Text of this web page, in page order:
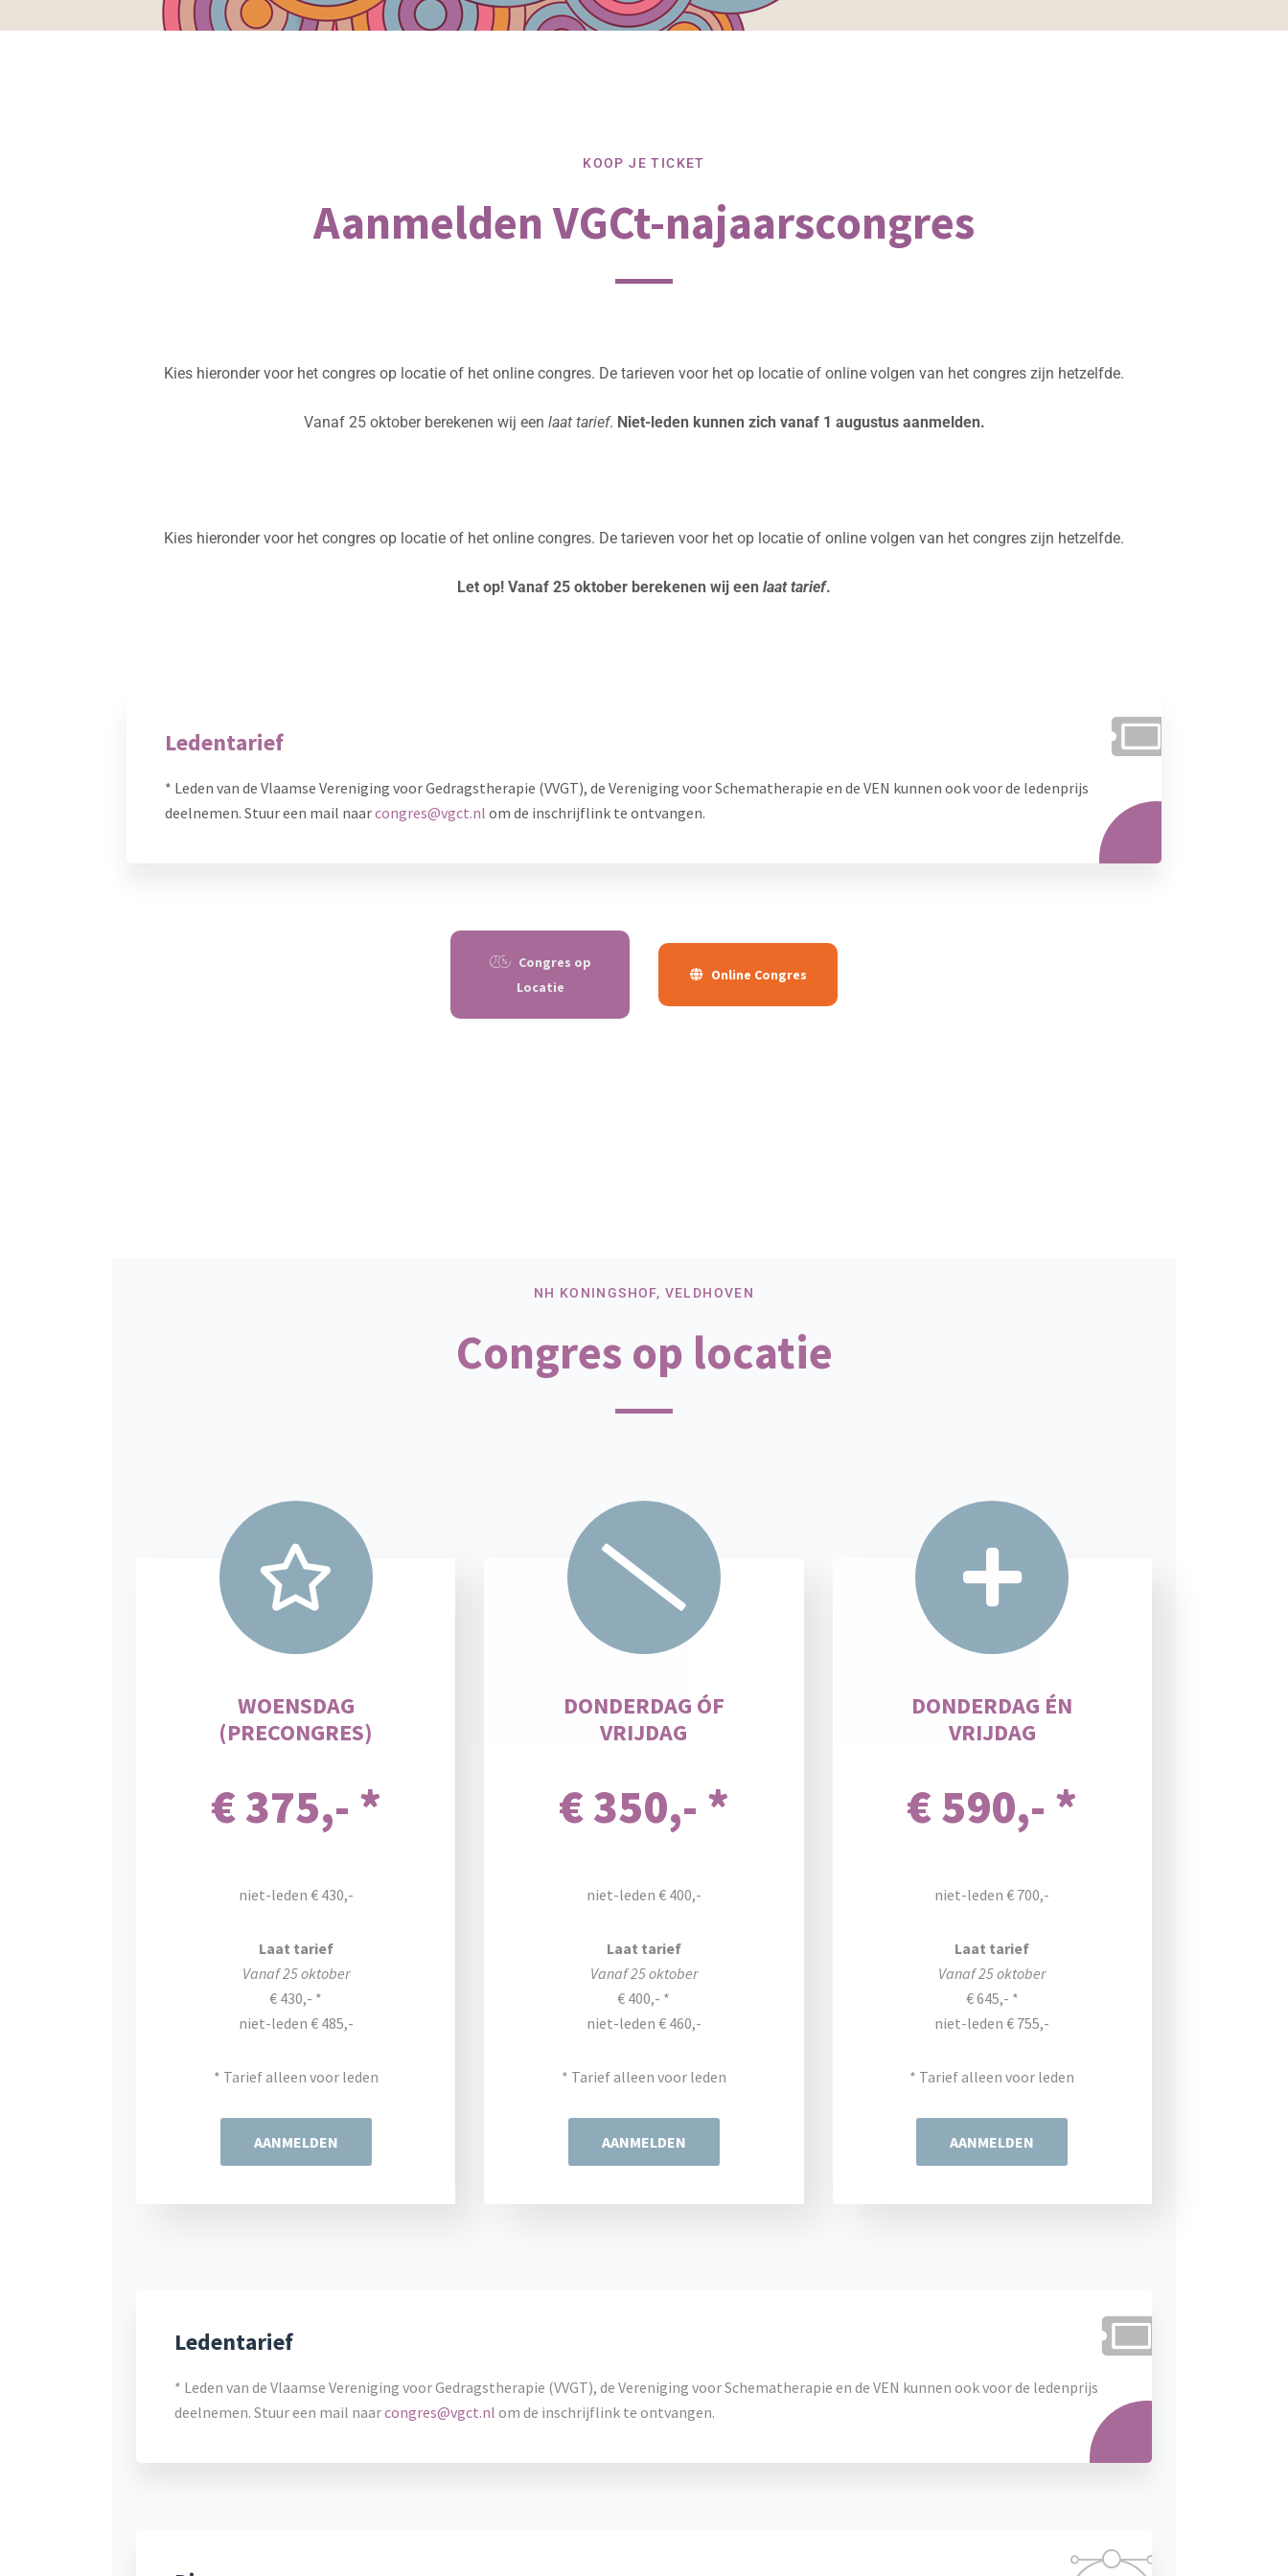
KOOP JE TICKET
Aanmelden VGCt-najaarscongres
Kies hieronder voor het congres op locatie of het online congres. De tarieven voor het op locatie of online volgen van het congres zijn hetzelfde.
Vanaf 25 oktober berekenen wij een laat tarief. Niet-leden kunnen zich vanaf 1 augustus aanmelden.
Kies hieronder voor het congres op locatie of het online congres. De tarieven voor het op locatie of online volgen van het congres zijn hetzelfde.
Let op! Vanaf 25 oktober berekenen wij een laat tarief.
Ledentarief
* Leden van de Vlaamse Vereniging voor Gedragstherapie (VVGT), de Vereniging voor Schematherapie en de VEN kunnen ook voor de ledenprijs
deelnemen. Stuur een mail naarcongres@vgct.nl om de inschrijflink te ontvangen.
Congres op
Locatie
Online Congres
NH KONINGSHOF, VELDHOVEN
Congres op locatie
WOENSDAG
(PRECONGRES)
€ 375,- *
niet-leden € 430,-
Laat tarief
Vanaf 25 oktober
€ 430,- *
niet-leden € 485,-
* Tarief alleen voor leden
AANMELDEN
DONDERDAG ÓF
VRIJDAG
€ 350,- *
niet-leden € 400,-
Laat tarief
Vanaf 25 oktober
€ 400,- *
niet-leden € 460,-
* Tarief alleen voor leden
AANMELDEN
DONDERDAG ÉN
VRIJDAG
€ 590,- *
niet-leden € 700,-
Laat tarief
Vanaf 25 oktober
€ 645,- *
niet-leden € 755,-
* Tarief alleen voor leden
AANMELDEN
Ledentarief
* Leden van de Vlaamse Vereniging voor Gedragstherapie (VVGT), de Vereniging voor Schematherapie en de VEN kunnen ook voor de ledenprijs
deelnemen. Stuur een mail naarcongres@vgct.nl om de inschrijflink te ontvangen.